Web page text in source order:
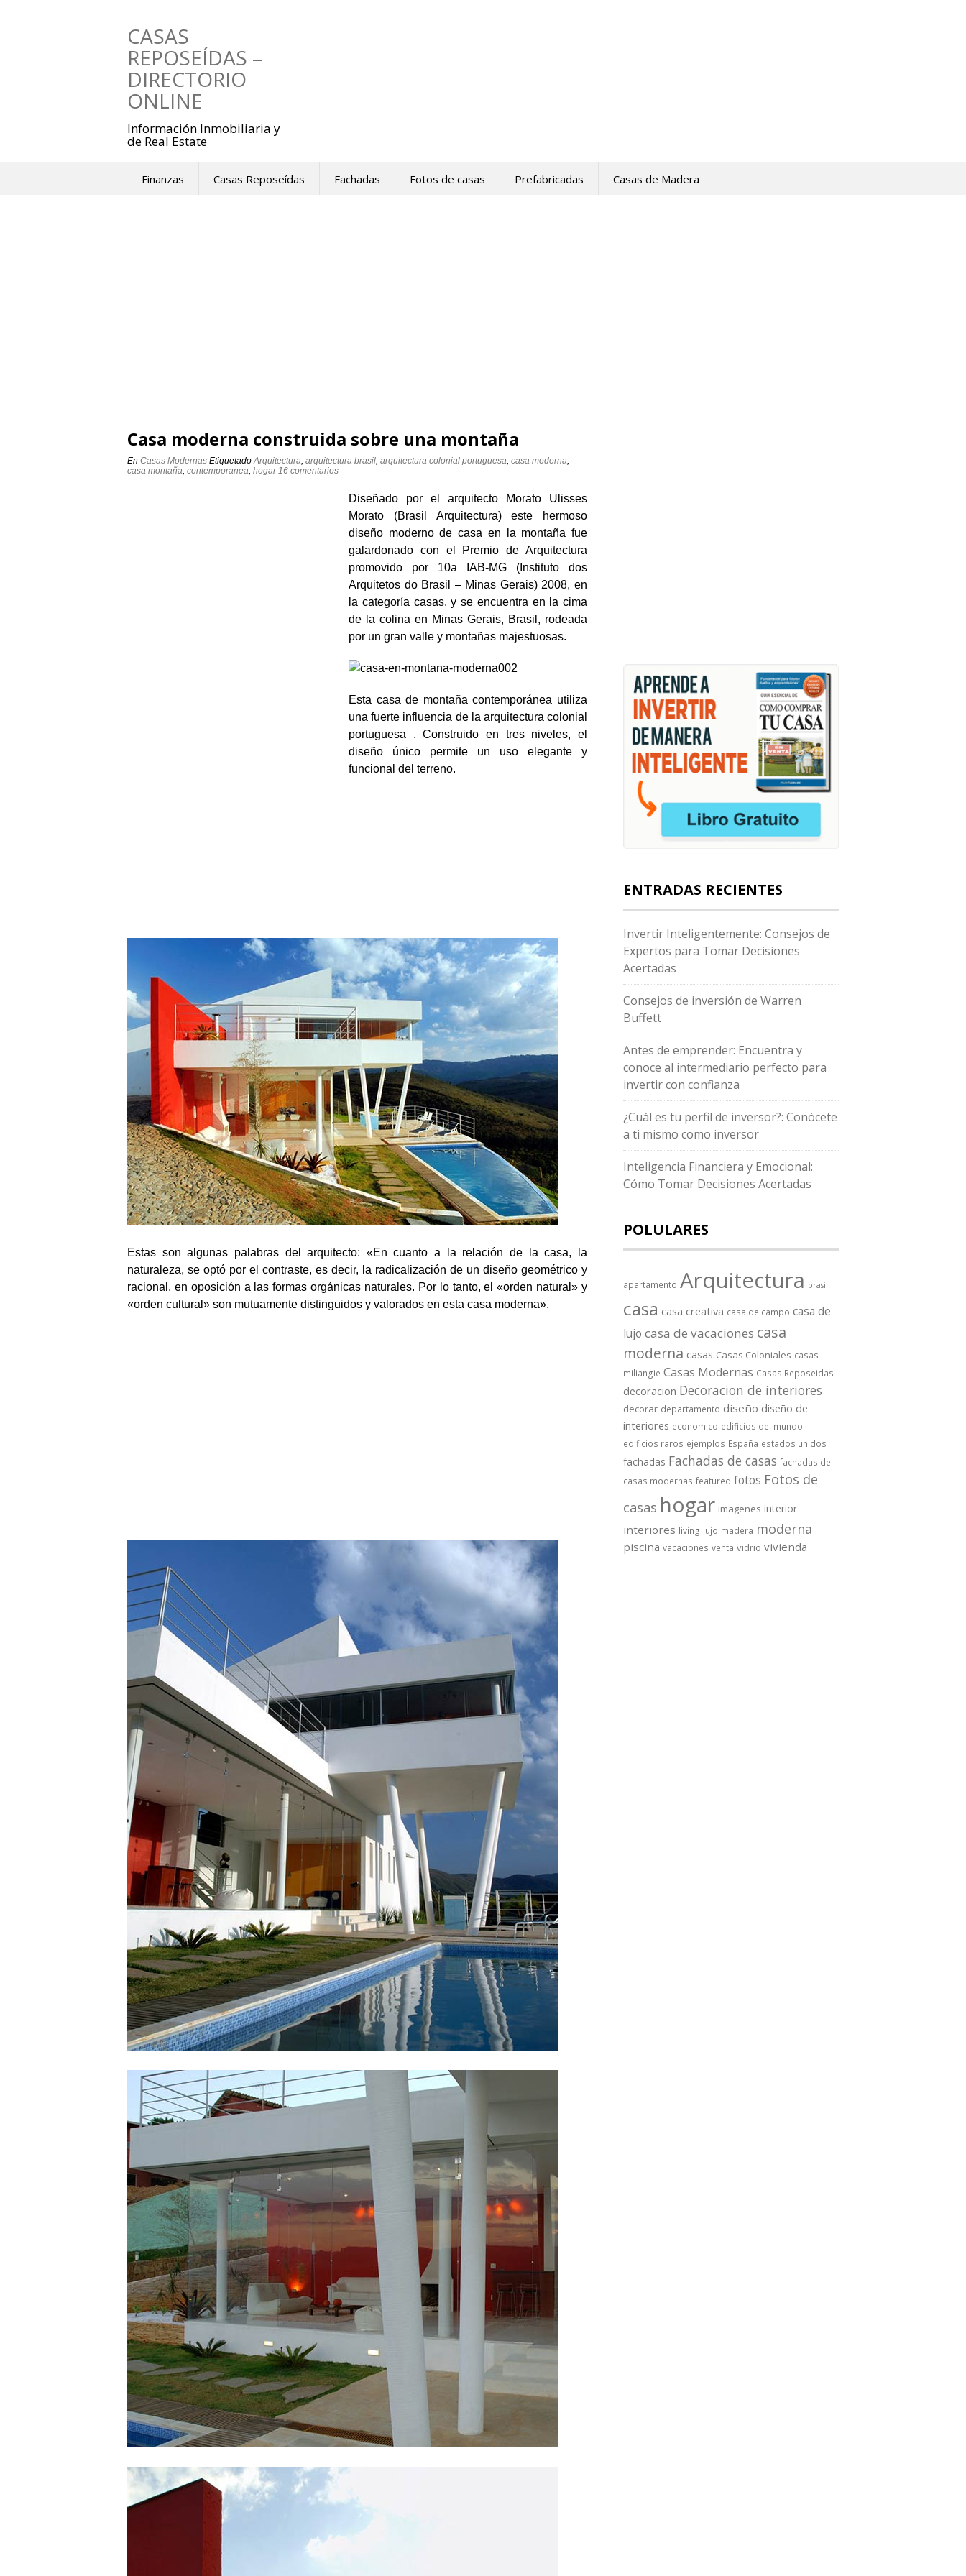
CASAS
REPOSEÍDAS –
DIRECTORIO
ONLINE
Información Inmobiliaria y
de Real Estate
Finanzas Casas Reposeídas Fachadas Fotos de casas Prefabricadas Casas de Madera
Casa moderna construida sobre una montaña
En Casas Modernas EtiquetadoArquitectura, arquitectura brasil, arquitectura colonial portuguesa, casa moderna,
casa montaña, contemporanea, hogar 16 comentarios
Diseñado por el arquitecto Morato Ulisses
Morato (Brasil Arquitectura) este hermoso
diseño moderno de casa en la montaña fue
galardonado con el Premio de Arquitectura
promovido por 10a IAB-MG (Instituto dos
Arquitetos do Brasil – Minas Gerais) 2008, en
la categoría casas, y se encuentra en la cima
de la colina en Minas Gerais, Brasil, rodeada
por un gran valle y montañas majestuosas.
Esta casa de montaña contemporánea utiliza
una fuerte influencia de la arquitectura colonial
portuguesa . Construido en tres niveles, el
diseño único permite un uso elegante y
funcional del terreno.
Estas son algunas palabras del arquitecto: «En cuanto a la relación de la casa, la
naturaleza, se optó por el contraste, es decir, la radicalización de un diseño geométrico y
racional, en oposición a las formas orgánicas naturales. Por lo tanto, el «orden natural» y
«orden cultural» son mutuamente distinguidos y valorados en esta casa moderna».
ENTRADAS RECIENTES
Invertir Inteligentemente: Consejos de
Expertos para Tomar Decisiones
Acertadas
Consejos de inversión de Warren
Buffett
Antes de emprender: Encuentra y
conoce al intermediario perfecto para
invertir con confianza
¿Cuál es tu perfil de inversor?: Conócete
a ti mismo como inversor
Inteligencia Financiera y Emocional:
Cómo Tomar Decisiones Acertadas
POLULARES
apartamento Arquitectura brasil
casa casa creativa casa de campo casa de
lujo casa de vacaciones casa
moderna casas Casas Coloniales casas
miliangie Casas Modernas Casas Reposeidas
decoracion Decoracion de interiores
decorar departamento diseño diseño de
interiores economico edificios del mundo
edificios raros ejemplos España estados unidos
fachadas Fachadas de casas fachadas de
casas modernas featured fotos Fotos de
casas hogar imagenes interior
interiores living lujo madera moderna
piscina vacaciones venta vidrio vivienda